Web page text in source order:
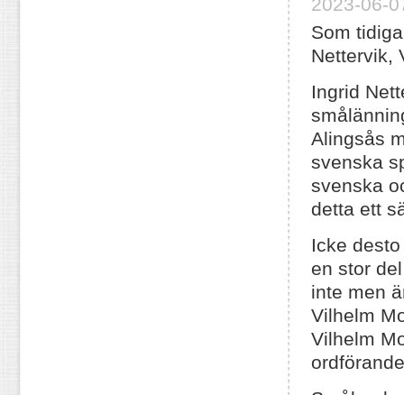
Som
Nettervik,
Ingrid
Alingsås
svenska
svenska
detta ett
Icke
en stor
inte men
Vilhelm
Vilhelm